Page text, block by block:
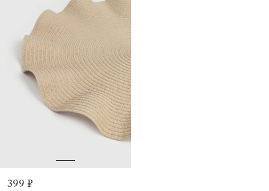
399 ₽